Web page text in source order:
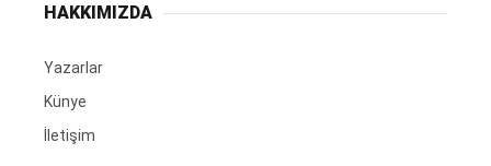
HAKKIMIZDA
Yazarlar
Künye
İletişim